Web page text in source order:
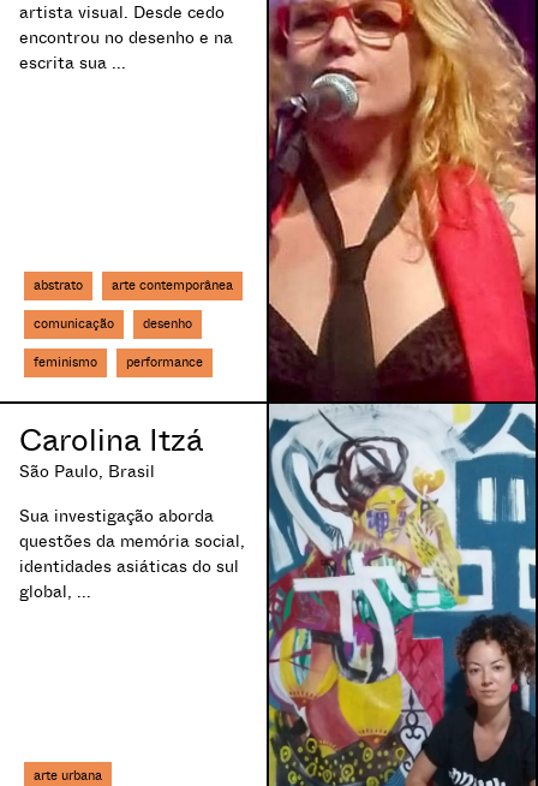
artista visual. Desde cedo
encontrou no desenho e na
escrita sua ...
abstrato arte contemporânea
comunicação desenho
feminismo performance
Carolina Itzá
São Paulo, Brasil
Sua investigação aborda
questões da memória social,
identidades asiáticas do sul
global, ...
arte urbana